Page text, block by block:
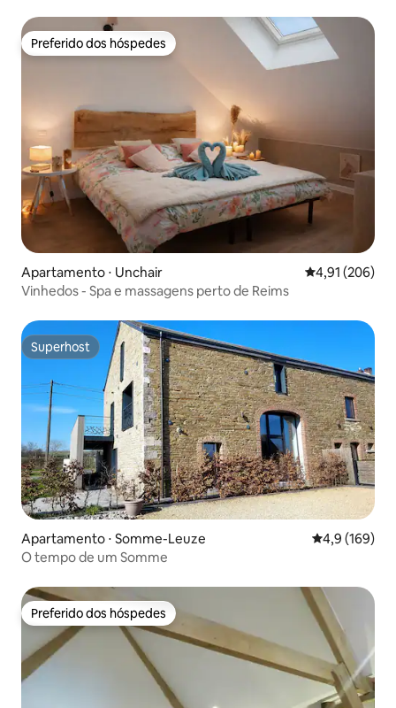
Preferido dos hóspedes
Preferido dos hóspedes
Apartamento ⋅ Unchair 4,91 de uma
4,91 (206)
Vinhedos - Spa e massagens perto de Reims
Superhost
Superhost
Apartamento ⋅ Somme-Leuze 4,9 de uma
4,9 (169)
O tempo de um Somme
Preferido dos hóspedes
Preferido dos hóspedes